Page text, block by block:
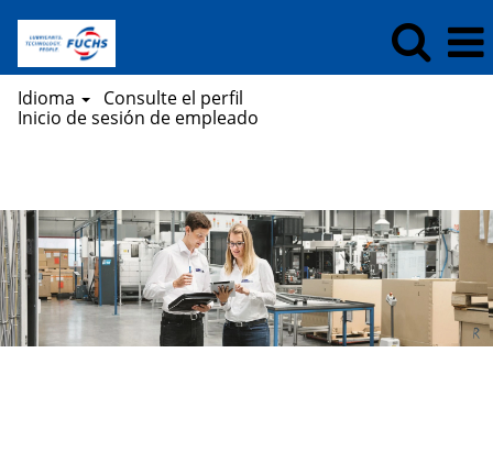
Idioma
Consulte el perfil
Inicio de sesión de empleado